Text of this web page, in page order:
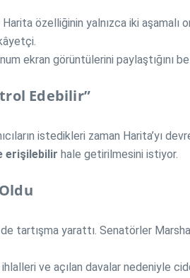
özelliğinin yalnızca iki
ekran görüntülerini
Edebilir”
istedikleri zaman Harita’yı
erişilebilir hale getirilmesini istiyor.
tartışma yarattı. Senatörler
ve açılan davalar nedeniyle